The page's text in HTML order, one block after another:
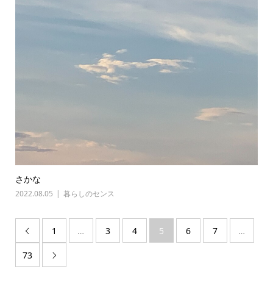
さかな
2022.08.05 暮らしのセンス
 1 … 3 4 5 6 7 …
73 